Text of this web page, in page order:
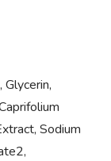
Sodium